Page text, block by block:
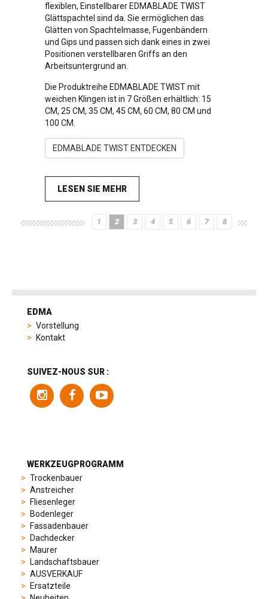
flexiblen, Einstellbarer EDMABLADE TWIST
Glättspachtel sind da. Sie ermöglichen das
Glätten von Spachtelmasse, Fugenbändern
und Gips und passen sich dank eines in zwei
Positionen verstellbaren Griffs an den
Arbeitsuntergrund an.
Die Produktreihe EDMABLADE TWIST mit
weichen Klingen ist in 7 Größen erhältlich: 15
CM, 25 CM, 35 CM, 45 CM, 60 CM, 80 CM und
100 CM.
EDMABLADE TWIST ENTDECKEN
LESEN SIE MEHR
1 2 3 4 5 6 7 8
tag
product
sporty
chronographs
elegant
watches.
model
chosen
EDMA
Vorstellung
Kontakt
SUIVEZ-NOUS SUR :
WERKZEUGPROGRAMM
Trockenbauer
Anstreicher
Fliesenleger
Bodenleger
Fassadenbauer
Dachdecker
Maurer
Landschaftsbauer
AUSVERKAUF
Ersatzteile